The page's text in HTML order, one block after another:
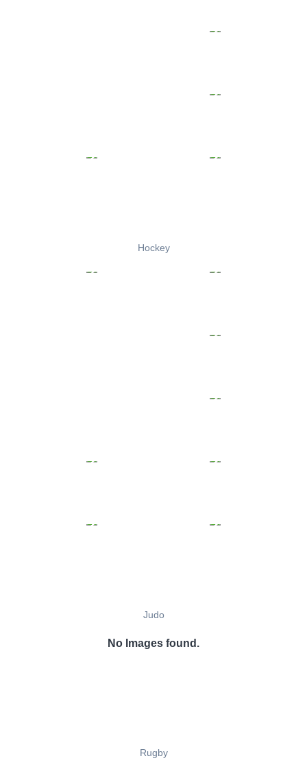
Hockey
Judo
No Images found.
Rugby